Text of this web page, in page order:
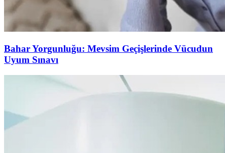
Bahar Yorgunluğu: Mevsim Geçişlerinde Vücudun
Uyum Sınavı